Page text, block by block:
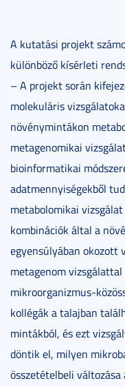
A kutatási projekt
különböző kísérleti
– A projekt során
molekuláris
növénymintákon
metagenomikai
bioinformatikai
adatmennyiségekből
metabolomikai
kombinációk által a
egyensúlyában okozott
metagenom
mikroorganizmus-
kollégák a talajban
mintákból, és ezt
döntik el, milyen
összetételbeli